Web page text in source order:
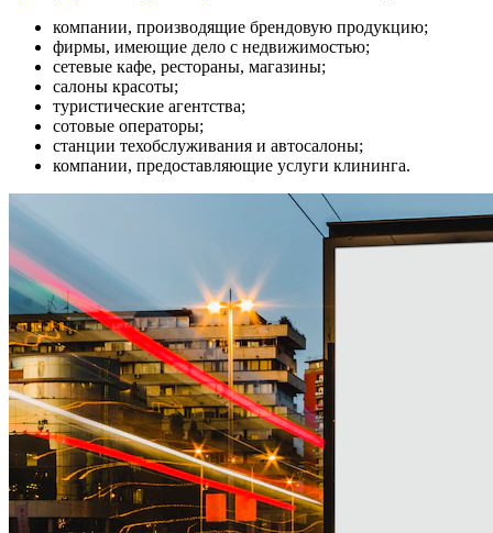
компании, производящие брендовую продукцию;
фирмы, имеющие дело с недвижимостью;
сетевые кафе, рестораны, магазины;
салоны красоты;
туристические агентства;
сотовые операторы;
станции техобслуживания и автосалоны;
компании, предоставляющие услуги клининга.